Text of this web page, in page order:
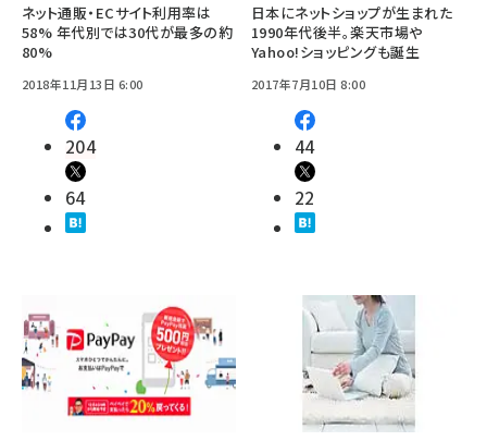
ネット通販・ECサイト利用率は
58% 年代別では30代が最多の約
80%
2018年11月13日 6:00
204
64
日本にネットショップが生まれた
1990年代後半。楽天市場や
Yahoo!ショッピングも誕生
2017年7月10日 8:00
44
22